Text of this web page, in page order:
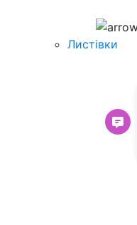
Листівки